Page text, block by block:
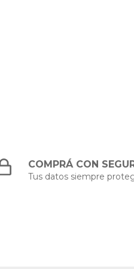
COMPRÁ CON
Tus datos siempre